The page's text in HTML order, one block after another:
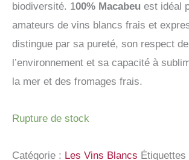
biodiversité. 100% Macabeu est idéal
amateurs de vins blancs frais et
distingue par sa pureté, son respect de
l’environnement et sa capacité à
la mer et des fromages frais.
Rupture de stock
Catégorie : Les Vins Blancs Étiquettes